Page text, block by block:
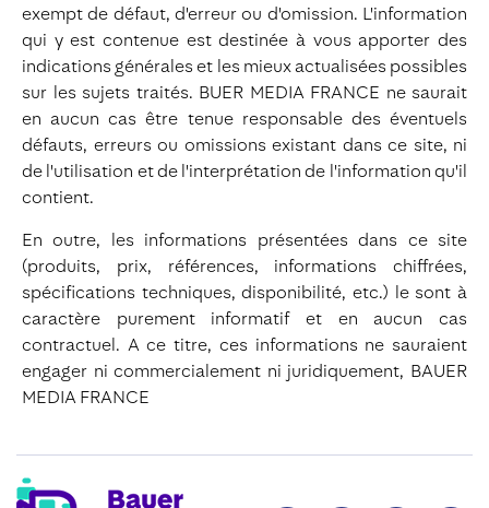
exempt de défaut, d'erreur ou d'omission. L'information
qui y est contenue est destinée à vous apporter des
indications générales et les mieux actualisées possibles
sur les sujets traités. BUER MEDIA FRANCE ne saurait
en aucun cas être tenue responsable des éventuels
défauts, erreurs ou omissions existant dans ce site, ni
de l'utilisation et de l'interprétation de l'information qu'il
contient.
En outre, les informations présentées dans ce site
(produits, prix, références, informations chiffrées,
spécifications techniques, disponibilité, etc.) le sont à
caractère purement informatif et en aucun cas
contractuel. A ce titre, ces informations ne sauraient
engager ni commercialement ni juridiquement, BAUER
MEDIA FRANCE